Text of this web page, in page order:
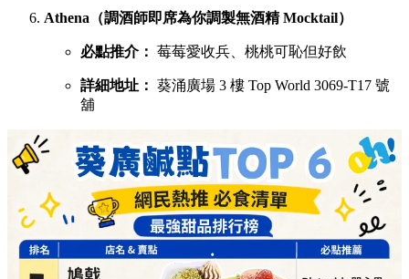
Athena（調酒師即席為你調製無酒精 Mocktail）
必點推介： 莓莓愛收兵、桃桃可恥但好飲
詳細地址： 葵涌廣場 3 樓 Top World 3069-T17 號
舖